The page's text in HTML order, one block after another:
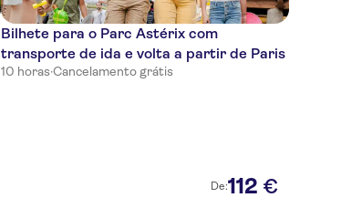
Bilhete para o Parc Astérix com
transporte de ida e volta a partir de Paris
10 horas·Cancelamento grátis
De:112 €